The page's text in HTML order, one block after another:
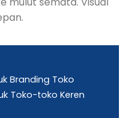
Branding Toko
Toko-toko Keren